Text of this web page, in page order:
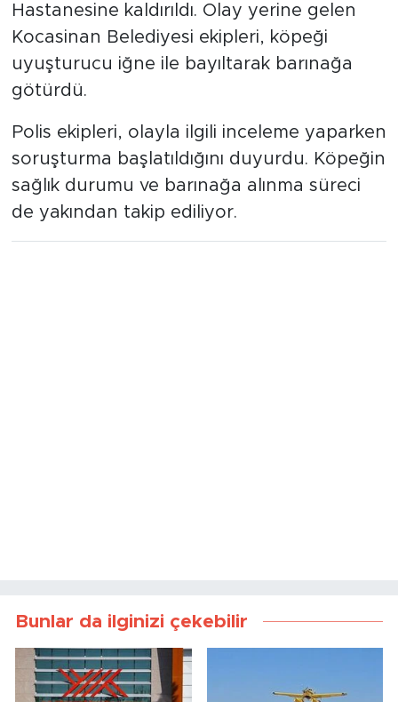
Hastanesine kaldırıldı. Olay yerine gelen
Kocasinan Belediyesi ekipleri, köpeği
uyuşturucu iğne ile bayıltarak barınağa
götürdü.
Polis ekipleri, olayla ilgili inceleme yaparken
soruşturma başlatıldığını duyurdu. Köpeğin
sağlık durumu ve barınağa alınma süreci
de yakından takip ediliyor.
Bunlar da ilginizi çekebilir